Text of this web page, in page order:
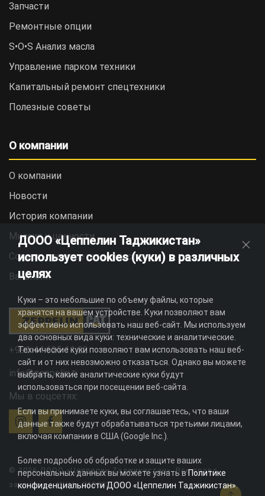
Запчасти
Ремонтные опции
S•O•S Анализ масла
Управление парком техники
Капитальный ремонт спецтехники
Полезные советы
О компании
О компании
Новости
История компании
Миссия и ценности
Социальная ответственность
Вакансии
+992 44 625 11 22
info@zeppelin.tj
Мы в соцсетях:
© 2026 ДООО «Цеппелин Таджикистан». Все права
защищены. ИНН - 010082996
ДООО «Цеппелин Таджикистан»
использует cookies (куки) в различных
целях
Куки – это небольшие по объему файлы, которые
хранятся на вашем устройстве. Куки позволяют вам
эффективно использовать наш веб-сайт. Мы используем
два основных вида куки: технические и аналитические.
Технические куки позволяют вам использовать наш веб-
сайт и от них невозможно отказаться. Однако вы можете
выбрать, какие аналитические куки будут
использоваться при посещении веб-сайта.
Если вы принимаете куки, вы соглашаетесь, что ваши
данные также будут обрабатываться третьими лицами,
включая компании в США (Google Inc.).
Более подробно об обработке и защите ваших
персональных данных вы можете узнать вПолитике
конфиденциальности ДООО «Цеппелин Таджикистан».